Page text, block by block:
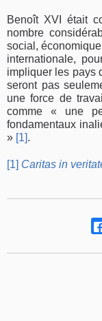
Benoît XVI était
nombre
social,
internationale,
impliquer les pays
seront pas
une force de
comme « une
fondamentaux
» [1] .
[1] Caritas in